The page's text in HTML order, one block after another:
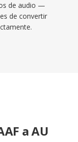
de audio —
de convertir
a AU